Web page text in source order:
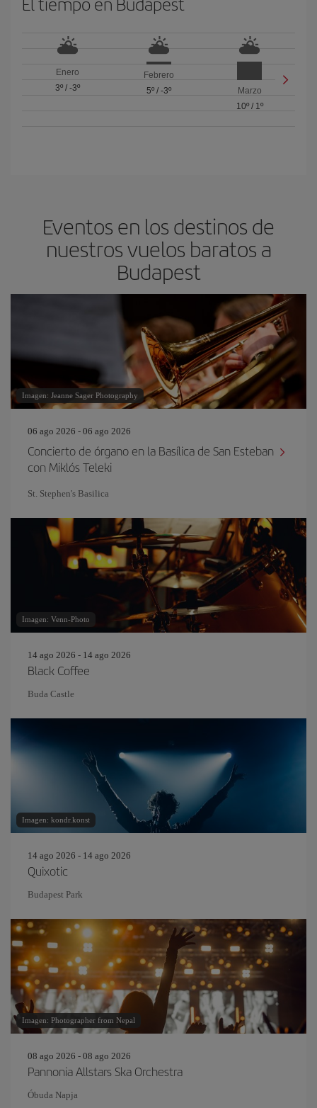
Enero
3º/ -3º
Febrero
5º/ -3º
Marzo
10º/ 1º
Eventos en los destinos de
nuestros vuelos baratos a
Budapest
Imagen: Jeanne Sager Photography
06 ago 2026 - 06 ago 2026
Concierto de órgano en la Basílica de San Esteban
con Miklós Teleki
St. Stephen's Basilica
Imagen: Venn-Photo
14 ago 2026 - 14 ago 2026
Black Coffee
Buda Castle
Imagen: kondr.konst
14 ago 2026 - 14 ago 2026
Quixotic
Budapest Park
Imagen: Photographer from Nepal
08 ago 2026 - 08 ago 2026
Pannonia Allstars Ska Orchestra
Óbuda Napja